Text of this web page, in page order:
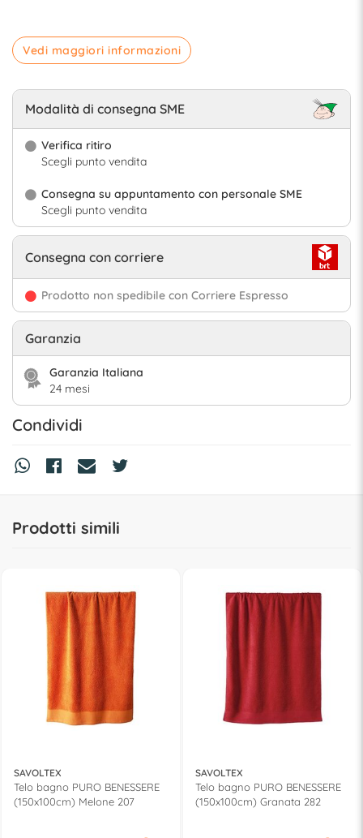
Vedi maggiori informazioni
Modalità di consegna SME
Verifica ritiro
Scegli punto vendita
Consegna su appuntamento con personale SME
Scegli punto vendita
Consegna con corriere
Prodotto non spedibile con Corriere Espresso
Garanzia
Garanzia Italiana
24 mesi
Condividi
Prodotti simili
SAVOLTEX
Telo bagno PURO BENESSERE
(150x100cm) Melone 207
SAVOLTEX
Telo bagno PURO BENESSERE
(150x100cm) Granata 282